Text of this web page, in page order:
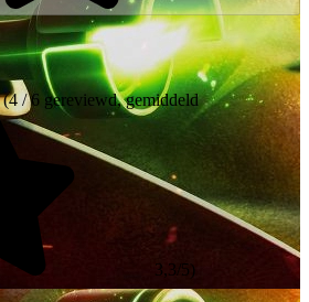
(4 / 6 gereviewd, gemiddeld
3,3/5)